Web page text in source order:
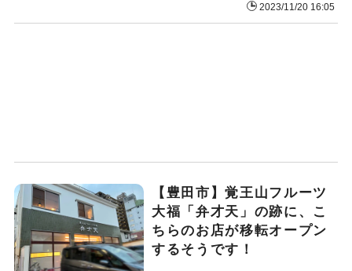
2023/11/20 16:05
【豊田市】覚王山フルーツ
大福「弁才天」の跡に、こ
ちらのお店が移転オープン
するそうです！